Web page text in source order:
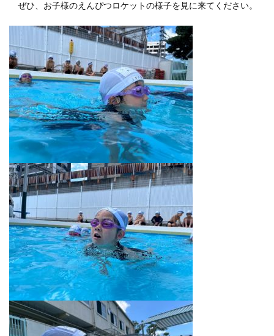
ぜひ、お子様のえんぴつロケットの様子を見に来てください。